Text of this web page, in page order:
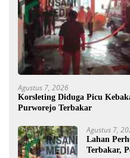
Agustus 7, 2026
Korsleting Diduga Picu
Purworejo Terbakar
Agustus 7,
Lahan
Terbakar,